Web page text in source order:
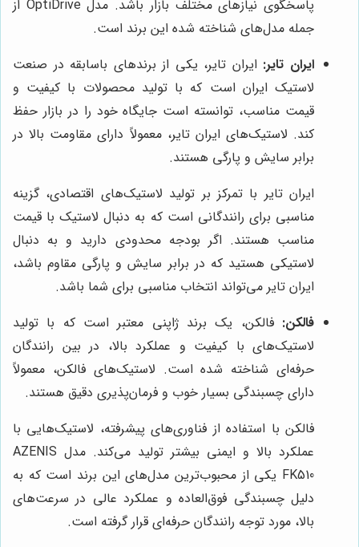
پاسخگوی نیازهای مختلف بازار باشد. مدل OptiDrive از
جمله مدل‌های شناخته شده این برند است.
ایران تایر: ایران تایر، یکی از برندهای باسابقه در صنعت
لاستیک ایران است که با تولید محصولات با کیفیت و
قیمت مناسب، توانسته است جایگاه خود را در بازار حفظ
کند. لاستیک‌های ایران تایر، معمولاً دارای مقاومت بالا در
برابر سایش و پارگی هستند.
ایران تایر با تمرکز بر تولید لاستیک‌های اقتصادی، گزینه
مناسبی برای رانندگانی است که به دنبال لاستیک با قیمت
مناسب هستند. اگر بودجه محدودی دارید و به دنبال
لاستیکی هستید که در برابر سایش و پارگی مقاوم باشد،
ایران تایر می‌تواند انتخاب مناسبی برای شما باشد.
فالکن: فالکن، یک برند ژاپنی معتبر است که با تولید
لاستیک‌های با کیفیت و عملکرد بالا، در بین رانندگان
حرفه‌ای شناخته شده است. لاستیک‌های فالکن، معمولاً
دارای چسبندگی بسیار خوب و فرمان‌پذیری دقیق هستند.
فالکن با استفاده از فناوری‌های پیشرفته، لاستیک‌هایی با
عملکرد بالا و ایمنی بیشتر تولید می‌کند. مدل AZENIS
FK510 یکی از محبوب‌ترین مدل‌های این برند است که به
دلیل چسبندگی فوق‌العاده و عملکرد عالی در سرعت‌های
بالا، مورد توجه رانندگان حرفه‌ای قرار گرفته است.